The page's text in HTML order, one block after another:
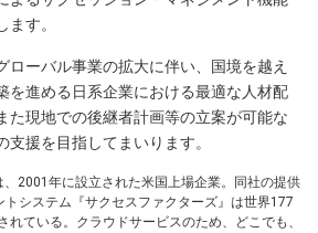
す。
ローバル事業の拡大に伴い、国境を越え
を進める日系企業における最適な人材配
た現地での後継者計画等の立案が可能な
支援を目指してまいります。
2001年に設立された米国上場企業。同社の提供
システム『サクセスファクターズ』は世界177
れている。クラウドサービスのため、どこでも、